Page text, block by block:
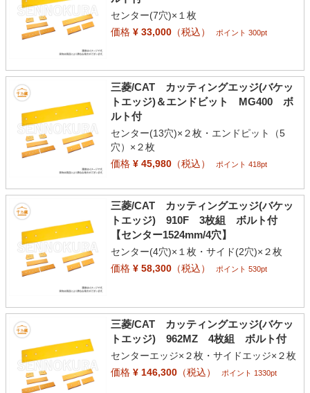
センター(7穴)×１枚
価格¥ 33,000（税込） ポイント 300pt
三菱/CAT カッティングエッジ(バケッ
トエッジ)＆エンドビット MG400 ボ
ルト付
センター(13穴)×２枚・エンドピット（5
穴）×２枚
価格¥ 45,980（税込） ポイント 418pt
三菱/CAT カッティングエッジ(バケッ
トエッジ) 910F 3枚組 ボルト付
【センター1524mm/4穴】
センター(4穴)×１枚・サイド(2穴)×２枚
価格¥ 58,300（税込） ポイント 530pt
三菱/CAT カッティングエッジ(バケッ
トエッジ) 962MZ 4枚組 ボルト付
センターエッジ×２枚・サイドエッジ×２枚
価格¥ 146,300（税込） ポイント 1330pt